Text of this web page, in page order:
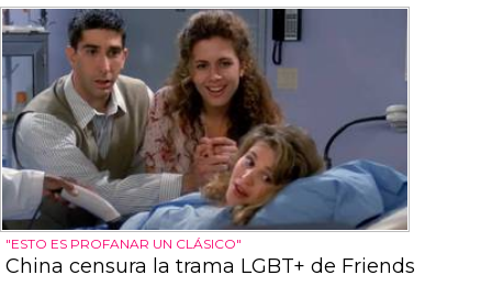
"ESTO ES PROFANAR UN CLÁSICO"
China censura la trama LGBT+ de Friends